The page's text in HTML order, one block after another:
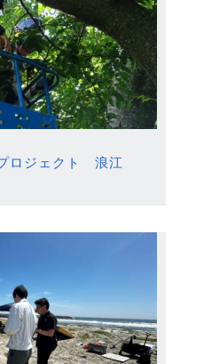
ロジェクト 浪江